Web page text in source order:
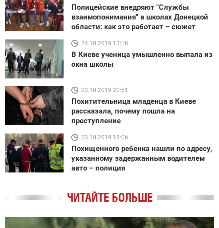
Полицейские внедряют "Службы
взаимопонимания" в школах Донецкой
области: как это работает – сюжет
24.10.2019 13:18
В Киеве ученица умышленно выпала из
окна школы
23.10.2019 20:51
Похитительница младенца в Киеве
рассказала, почему пошла на
преступление
23.10.2019 18:06
Похищенного ребенка нашли по адресу,
указанному задержанным водителем
авто – полиция
ЧИТАЙТЕ БОЛЬШЕ